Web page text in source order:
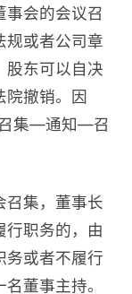
事会的会议召
规或者公司章
股东可以自决
院撤销。因
召集—通知—召
召集，董事长
行职务的，由
务或者不履行
董事主持。